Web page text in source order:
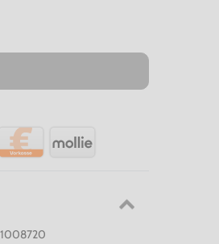
1008720